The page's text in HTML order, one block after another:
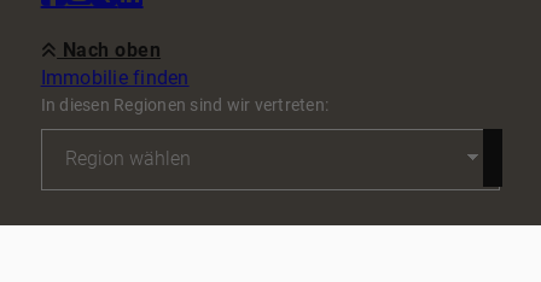
In diesen Regionen sind wir vertreten:
Nach oben
Immobilie finden